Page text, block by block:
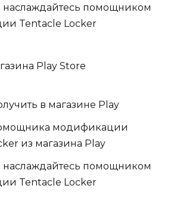
наслаждайтесь помощником
Tentacle Locker
Play Store
в магазине Play
модификации
из магазина Play
наслаждайтесь помощником
Tentacle Locker